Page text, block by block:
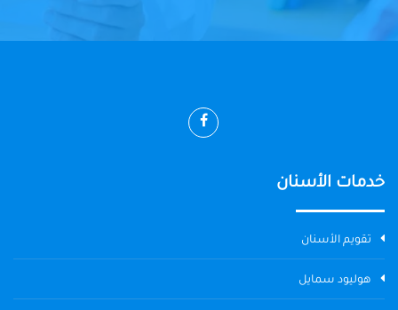
خدمات الأسنان
تقويم الأسنان
هوليود سمايل